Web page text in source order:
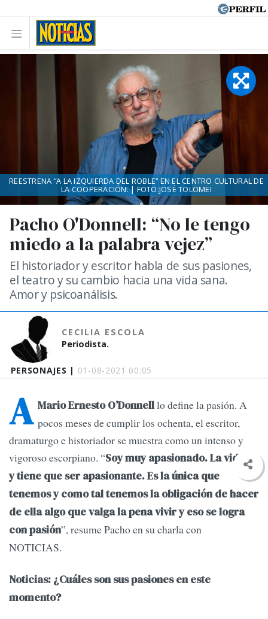
PERSONAJES | 01-08-2021 00:05
Pacho O'Donnell: “No le tengo
miedo a la palabra vejez”
El historiador y escritor habla de sus pasiones,
el teatro y su cambio hacia una vida sana.
Amor y psicoanálisis.
CECILIA ESCOLA
Periodista.
REESTRENA “A LA IZQUIERDA DEL ROBLE” EN EL CENTRO CULTURAL DE
LA COOPERACIÓN. | FOTO:JOSÉ TOLOMEI
A Mario Ernesto O’Donnelllo define la pasión. A
pocos meses de cumplir los ochenta, el escritor,
dramaturgo e historiador se muestra como un intenso y
vigoroso escorpiano. “Soy muy apasionado. La vida es
y tiene que ser apasionante. Es la única que
tenemos y como tal tenemos la obligación de hacer
de ella algo que valga la pena vivir y eso se logra
con pasión”, resume Pacho en su charla con
NOTICIAS.
Noticias: ¿Cuáles son sus pasiones en este
momento?